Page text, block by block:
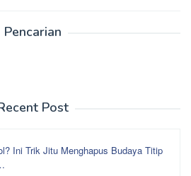
Pencarian
Post
Ini Trik Jitu Menghapus Budaya Titip